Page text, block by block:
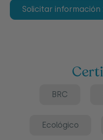
Solicitar información
BRC
Ecológico